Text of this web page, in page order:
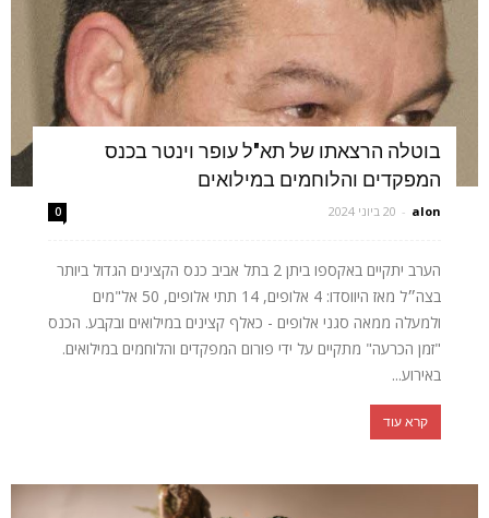
בוטלה הרצאתו של תא"ל עופר וינטר בכנס
המפקדים והלוחמים במילואים
alon
- 20 ביוני 2024 0
הערב יתקיים באקספו ביתן 2 בתל אביב כנס הקצינים הגדול ביותר
בצה״ל מאז היווסדו: 4 אלופים, 14 תתי אלופים, 50 אל"מים
ולמעלה ממאה סגני אלופים - כאלף קצינים במילואים ובקבע. הכנס
"זמן הכרעה" מתקיים על ידי פורום המפקדים והלוחמים במילואים.
באירוע...
קרא עוד